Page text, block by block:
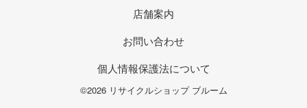
店舗案内
お問い合わせ
個人情報保護法について
©2026 リサイクルショップ ブルーム